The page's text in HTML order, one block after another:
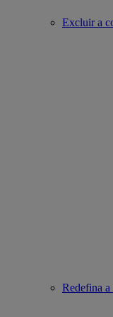
Excluir a
Redefina a